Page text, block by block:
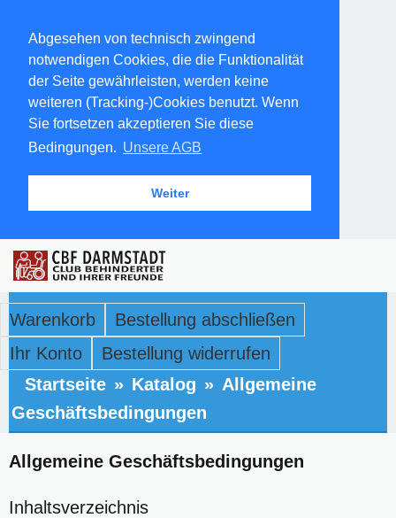
Abgesehen von technisch zwingend
notwendigen Cookies, die die Funktionalität
der Seite gewährleisten, werden keine
weiteren (Tracking-)Cookies benutzt. Wenn
Sie fortsetzen akzeptieren Sie diese
Bedingungen. Unsere AGB
Weiter
Warenkorb
Bestellung abschließen
Ihr Konto
Bestellung widerrufen
Startseite » Katalog » Allgemeine
Geschäftsbedingungen
Allgemeine Geschäftsbedingungen
Inhaltsverzeichnis